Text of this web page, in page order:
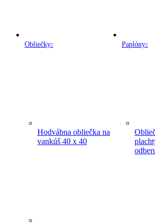
Obliečky
Hodvábna obliečka na
vankúš 40 x 40
Paplóny